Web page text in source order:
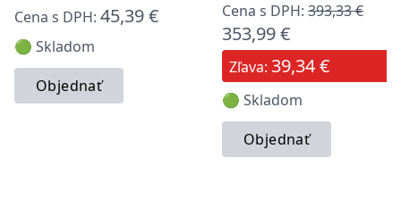
Cena s DPH: 45,39 €
🟢 Skladom
Objednať
Cena s DPH: 393,33 €
353,99 €
Zľava: 39,34 €
🟢 Skladom
Objednať